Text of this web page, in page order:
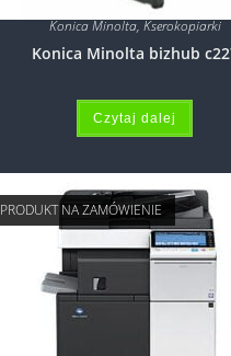
Konica Minolta,Kserokopiarki
Konica Minolta bizhub
Czytaj dalej
PRODUKT NA ZAMÓWIENIE